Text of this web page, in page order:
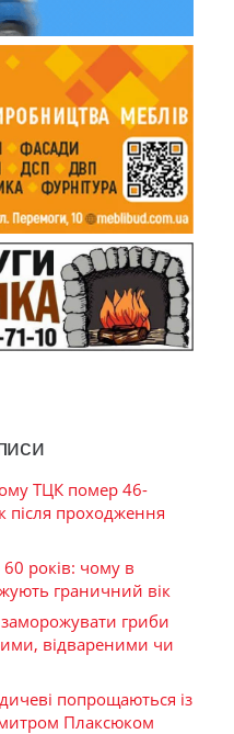
ТЦК помер 46-
після проходження
60 років: чому в
граничний вік
гриби
відвареними чи
попрощаються із
Плаксюком